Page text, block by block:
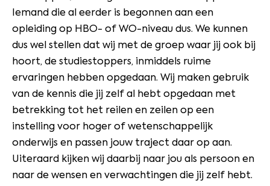
Iemand die al eerder is begonnen aan een
opleiding op HBO- of WO-niveau dus. We kunnen
dus wel stellen dat wij met de groep waar jij ook bij
hoort, de studiestoppers, inmiddels ruime
ervaringen hebben opgedaan. Wij maken gebruik
van de kennis die jij zelf al hebt opgedaan met
betrekking tot het reilen en zeilen op een
instelling voor hoger of wetenschappelijk
onderwijs en passen jouw traject daar op aan.
Uiteraard kijken wij daarbij naar jou als persoon en
naar de wensen en verwachtingen die jij zelf hebt.